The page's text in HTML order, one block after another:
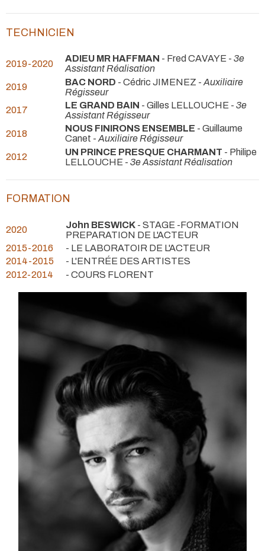
TECHNICIEN
2019-2020 ADIEU MR HAFFMAN - Fred CAVAYE - 3e
Assistant Réalisation
2019
BAC NORD - Cédric JIMENEZ - Auxiliaire
Régisseur
2017
LE GRAND BAIN - Gilles LELLOUCHE - 3e
Assistant Régisseur
2018
NOUS FINIRONS ENSEMBLE - Guillaume
Canet - Auxiliaire Régisseur
2012
UN PRINCE PRESQUE CHARMANT - Philipe
LELLOUCHE - 3e Assistant Réalisation
FORMATION
2020 John BESWICK - STAGE -FORMATION
PREPARATION DE L'ACTEUR
2015-2016
- LE LABORATOIR DE L'ACTEUR
2014-2015
- L'ENTRÉE DES ARTISTES
2012-2014
- COURS FLORENT